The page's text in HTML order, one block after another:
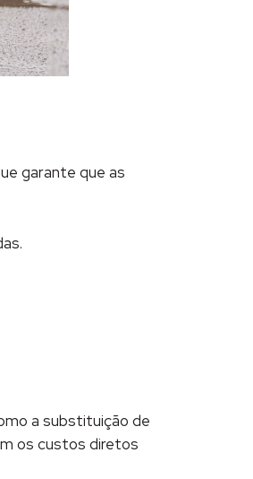
garante que as
a substituição de
os custos diretos